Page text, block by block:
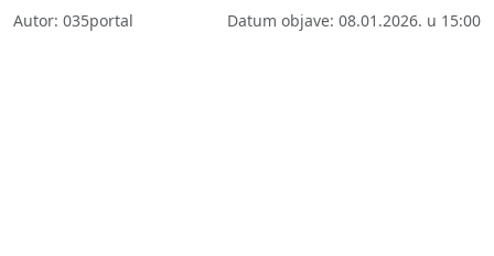
Autor: 035portal Datum objave: 08.01.2026. u 15:00